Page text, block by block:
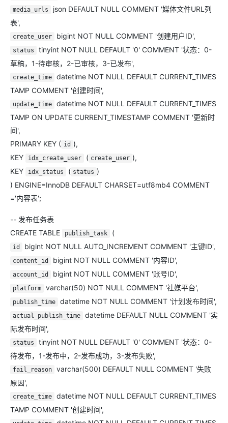
media_urls
json DEFAULT NULL COMMENT '媒体文件URL列
表',
create_user bigint NOT NULL COMMENT '创建用户ID',
status
tinyint NOT NULL DEFAULT '0' COMMENT '状态：0-
草稿，1-待审核，2-已审核，3-已发布',
create_time
datetime NOT NULL DEFAULT CURRENT_TIMES
TAMP COMMENT '创建时间',
update_time
datetime NOT NULL DEFAULT CURRENT_TIMES
TAMP ON UPDATE CURRENT_TIMESTAMP COMMENT '更新时
间',
PRIMARY KEY ( id ),
KEY
idx_create_user ( create_user ),
KEY
idx_status ( status )
) ENGINE=InnoDB DEFAULT CHARSET=utf8mb4 COMMENT
='内容表';
-- 发布任务表
CREATE TABLE
publish_task (
id bigint NOT NULL AUTO_INCREMENT COMMENT '主键ID',
content_id bigint NOT NULL COMMENT '内容ID',
account_id bigint NOT NULL COMMENT '账号ID',
platform varchar(50) NOT NULL COMMENT '社媒平台',
publish_time datetime NOT NULL COMMENT '计划发布时间',
actual_publish_time
datetime DEFAULT NULL COMMENT '实
际发布时间',
status
tinyint NOT NULL DEFAULT '0' COMMENT '状态：0-
待发布，1-发布中，2-发布成功，3-发布失败',
fail_reason
varchar(500) DEFAULT NULL COMMENT '失败
原因',
create_time
datetime NOT NULL DEFAULT CURRENT_TIMES
TAMP COMMENT '创建时间',